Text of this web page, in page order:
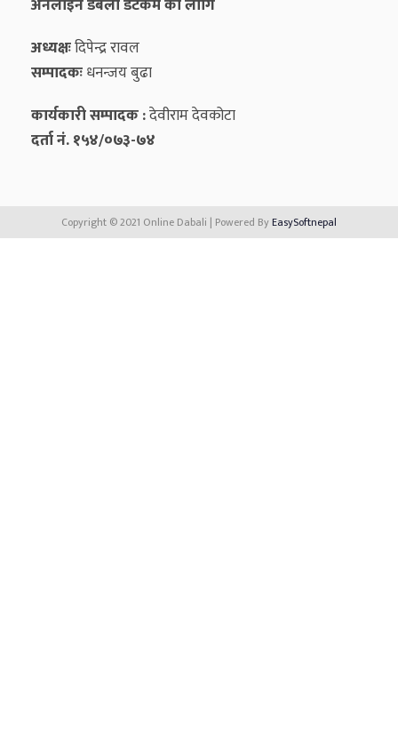
अनलाइन डबली डटकम को लागि
अध्यक्षःदिपेन्द्र रावल
सम्पादकःधनन्‍जय बुढा
कार्यकारी सम्पादक :देवीराम देवकोटा
दर्ता नं. १५४/०७३-७४
Copyright © 2021 Online Dabali | Powered ByEasySoftnepal